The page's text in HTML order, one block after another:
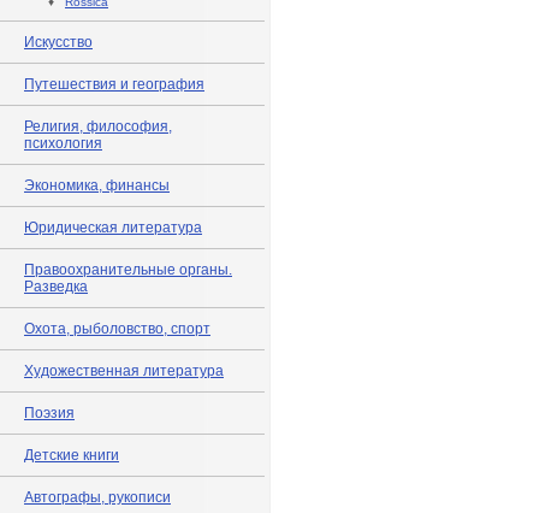
Искусство
Путешествия и география
Религия, философия,
психология
Экономика, финансы
Юридическая литература
Правоохранительные органы.
Разведка
Охота, рыболовство, спорт
Художественная литература
Поэзия
Детские книги
Автографы, рукописи